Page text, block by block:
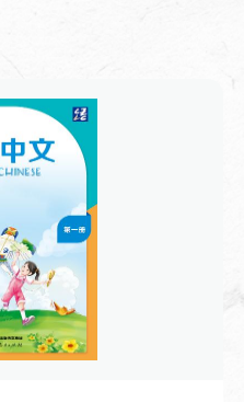
Basic Course I
效率低下、错漏
的速度得到了质
籍便需雕刻一整套
整块木板便几乎报
活性也大打折扣。
，视频将镜头转向
印刷术诞生的趣味
年从事雕版工作，
字，耗费多日心血
满心无奈之际，他
版雕刻容错率太
很好
言能力交流展开，
，学习 “你的汉语很
汉语、写汉字相关
情态动词“能”，以
的含义与用法。课程
读练习，知识点讲
简单实用。